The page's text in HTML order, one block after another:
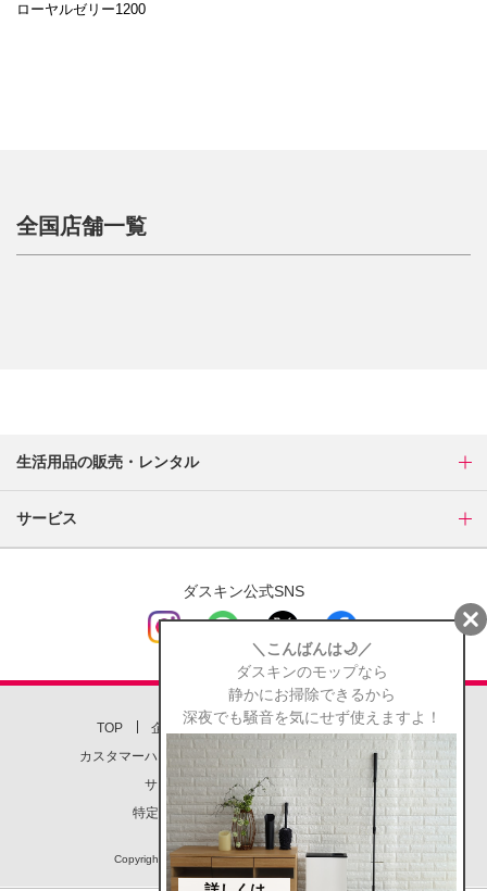
ローヤルゼリー1200
全国店舗一覧
生活用品の販売・レンタル
サービス
ダスキン公式SNS
TOP 企業情報 店舗一覧
お問い合わせ
カスタマーハラスメント対応方針
個人情報保護方針
サイトについて
サイトマップ
特定商取引に関する法律に基づく表記
Copyright(c) DUSKIN CO., LTD. All Rights Reserved.